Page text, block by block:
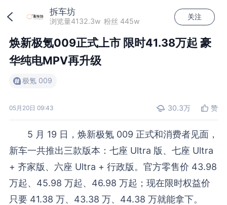
加载中...
拆车坊
浏览量4132.3w 粉丝 445w
关注
焕新极氪009正式上市 限时41.38万起 豪
华纯电MPV再升级
极氪 009
05月20日 09:43 30.3万 赞
5 月 19 日，焕新极氪 009 正式和消费者见面，
新车一共推出三款版本：七座 Ultra 版、七座 Ultra
+ 齐家版、六座 Ultra + 行政版。官方零售价 43.98
万起、45.98 万起、46.98 万起；现在限时权益价
只要 41.38 万、43.38 万、44.38 万就能拿下。